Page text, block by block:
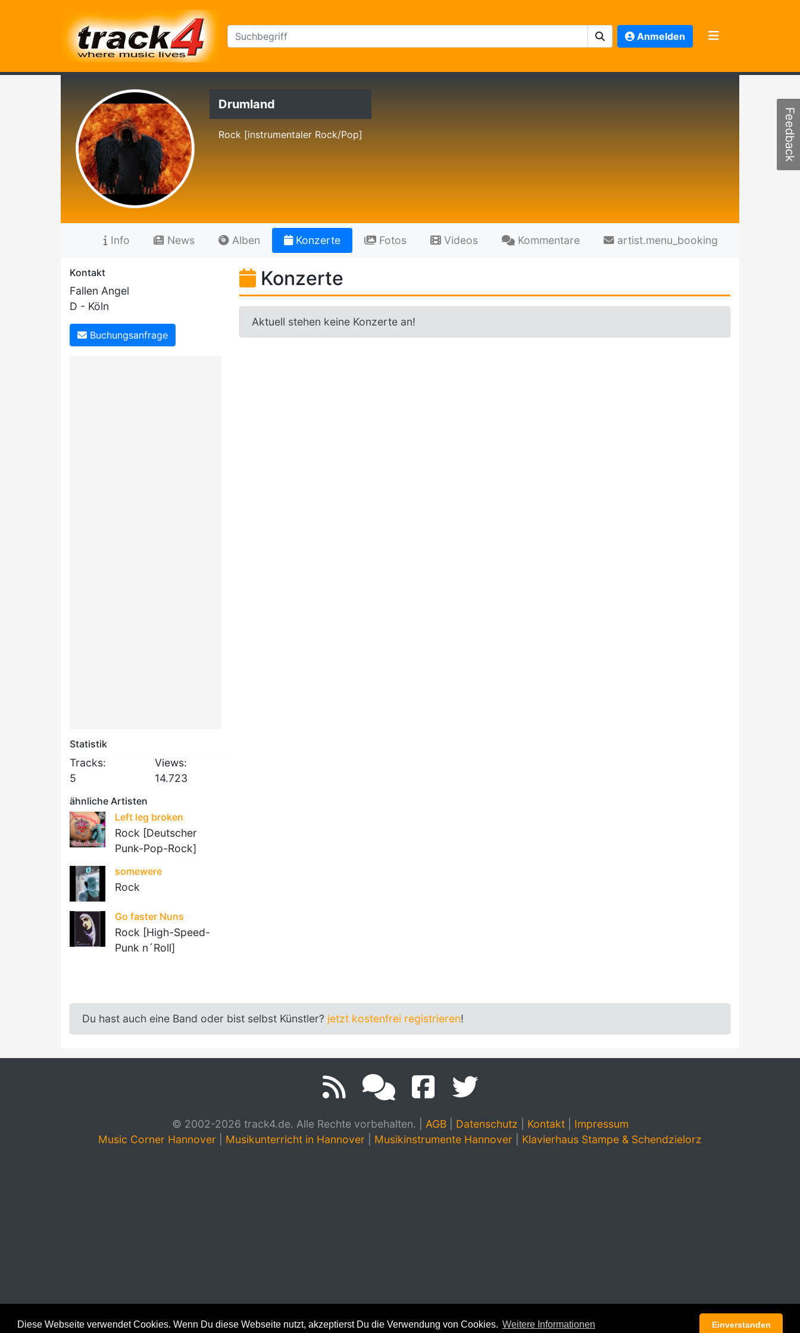
Diese Webseite verwendet Cookies. Wenn Du diese Webseite nutzt, akzeptierst Du die Verwendung von Cookies. Weitere Informationen Einverstanden
Anmelden
Drumland
Rock [instrumentaler Rock/Pop]
Info News Alben Konzerte Fotos Videos Kommentare artist.menu_booking
Kontakt
Fallen Angel
D - Köln
Buchungsanfrage
Statistik
Tracks:
5
Views:
14.723
ähnliche Artisten
Left leg broken
Rock [Deutscher
Punk-Pop-Rock]
somewere
Rock
Go faster Nuns
Rock [High-Speed-
Punk n´Roll]
Konzerte
Aktuell stehen keine Konzerte an!
Du hast auch eine Band oder bist selbst Künstler? jetzt kostenfrei registrieren!
© 2002-2026 track4.de. Alle Rechte vorbehalten. AGB| Datenschutz Kontakt| Impressum
Music Corner Hannover
Musikunterricht in Hannover Musikinstrumente Hannover Klavierhaus Stampe & Schendzielorz
Feedback